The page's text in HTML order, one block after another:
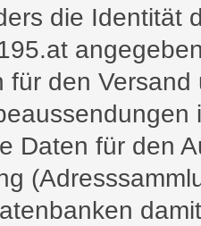
die Identität
für den
Daten für den